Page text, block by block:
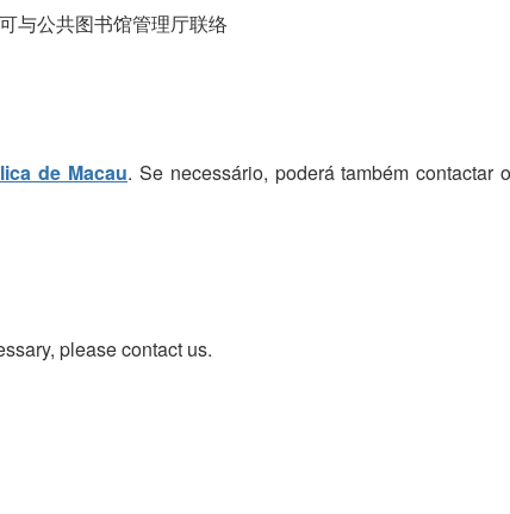
与公共图书馆管理厅联络
de Macau. Se necessário, poderá também contactar
please contact us.